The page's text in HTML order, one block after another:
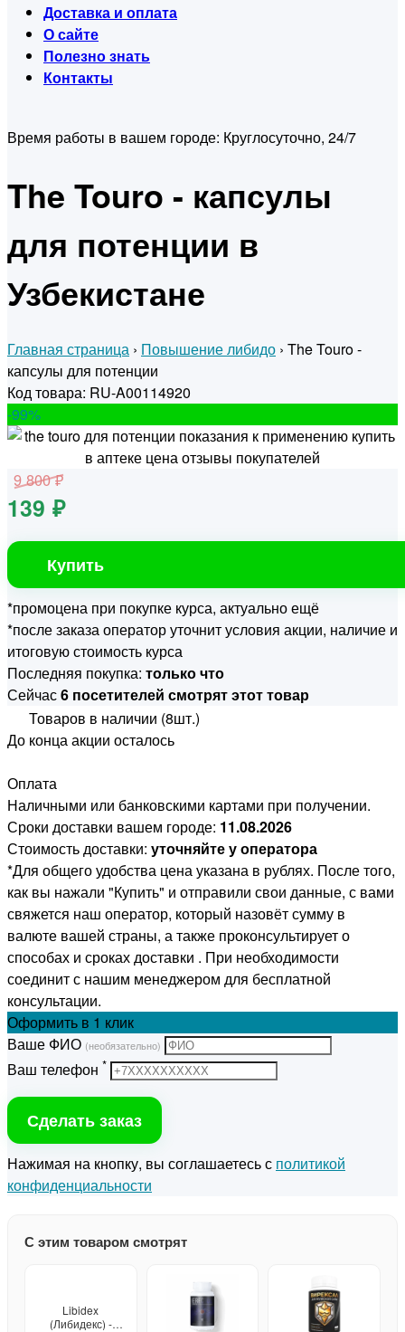
Доставка и оплата
О сайте
Полезно знать
Контакты
Время работы в вашем городе: Круглосуточно, 24/7
The Touro - капсулы
для потенции в
Узбекистане
Главная страница › Повышение либидо › The Touro -
капсулы для потенции
Код товара: RU-A00114920
-99%
9 800 ₽
139 ₽
Купить
*промоцена при покупке курса, актуально ещё
*после заказа оператор уточнит условия акции, наличие и
итоговую стоимость курса
Последняя покупка: только что
Сейчас6 посетителей смотрят этот товар
Товаров в наличии (8шт.)
До конца акции осталось
Оплата
Наличными или банковскими картами при получении.
Сроки доставки вашем городе: 11.08.2026
Стоимость доставки: уточняйте у оператора
*Для общего удобства цена указана в рублях. После того,
как вы нажали "Купить" и отправили свои данные, с вами
свяжется наш оператор, который назовёт сумму в
валюте вашей страны, а также проконсультирует о
способах и сроках доставки . При необходимости
соединит с нашим менеджером для бесплатной
консультации.
Оформить в 1 клик
Ваше ФИО (необязательно)
Ваш телефон *
Сделать заказ
Нажимая на кнопку, вы соглашаетесь с политикой
конфиденциальности
С этим товаром смотрят
Libidex
(Либидекс) -